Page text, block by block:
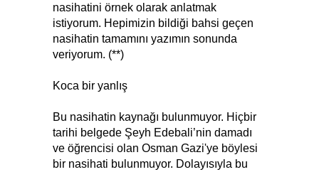
nasihatini örnek olarak anlatmak
istiyorum. Hepimizin bildiği bahsi geçen
nasihatin tamamını yazımın sonunda
veriyorum. (**)
Koca bir yanlış
Bu nasihatin kaynağı bulunmuyor. Hiçbir
tarihi belgede Şeyh Edebali’nin damadı
ve öğrencisi olan Osman Gazi'ye böylesi
bir nasihati bulunmuyor. Dolayısıyla bu